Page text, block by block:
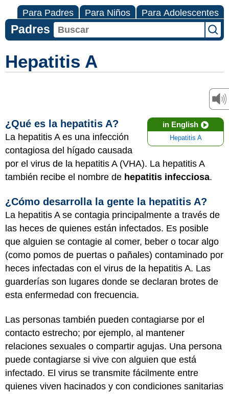
Para Padres Para Niños Para Adolescentes
Padres
Hepatitis A
in English
Hepatitis A
¿Qué es la hepatitis A?
La hepatitis A es una infección
contagiosa del hígado causada
por el virus de la hepatitis A (VHA). La hepatitis A
también recibe el nombre de hepatitis infecciosa.
¿Cómo desarrolla la gente la hepatitis A?
La hepatitis A se contagia principalmente a través de
las heces de quienes están infectados. Es posible
que alguien se contagie al comer, beber o tocar algo
(como pomos de puertas o pañales) contaminado por
heces infectadas con el virus de la hepatitis A. Las
guarderías son lugares donde se declaran brotes de
esta enfermedad con frecuencia.
Las personas también pueden contagiarse por el
contacto estrecho; por ejemplo, al mantener
relaciones sexuales o compartir agujas. Una persona
puede contagiarse si vive con alguien que está
infectado. El virus se transmite fácilmente entre
quienes viven hacinados y con condiciones sanitarias